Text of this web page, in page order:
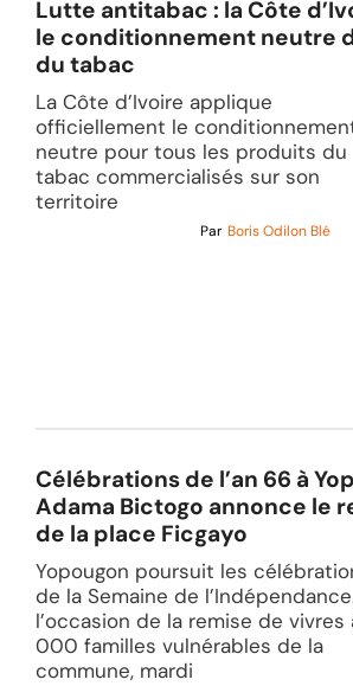
Lutte antitabac : la Côte
le conditionnement neutre
du tabac
La Côte d’Ivoire applique
officiellement le
neutre pour tous les produits du
tabac commercialisés sur son
territoire
Par Boris Odilon Blé
Célébrations de l’an 66 à
Adama Bictogo annonce le
de la place Ficgayo
Yopougon poursuit les
de la Semaine de
l’occasion de la remise de vivres
000 familles vulnérables de la
commune, mardi